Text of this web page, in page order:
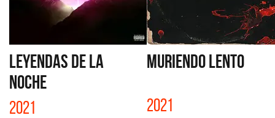
LEYENDAS DE LA
NOCHE
2021
MURIENDO LENTO
2021